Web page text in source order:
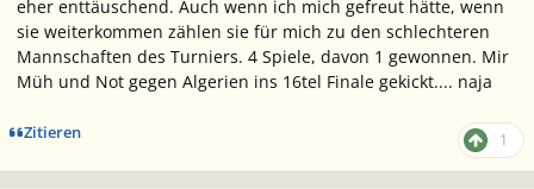
eher enttäuschend. Auch wenn ich mich gefreut hätte, wenn
sie weiterkommen zählen sie für mich zu den schlechteren
Mannschaften des Turniers. 4 Spiele, davon 1 gewonnen. Mir
Müh und Not gegen Algerien ins 16tel Finale gekickt.... naja
Zitieren 1